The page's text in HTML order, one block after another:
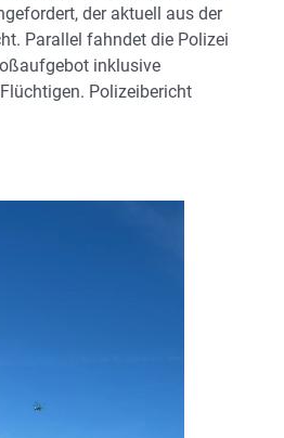
der aktuell aus der
Parallel fahndet die Polizei
inklusive
Polizeibericht